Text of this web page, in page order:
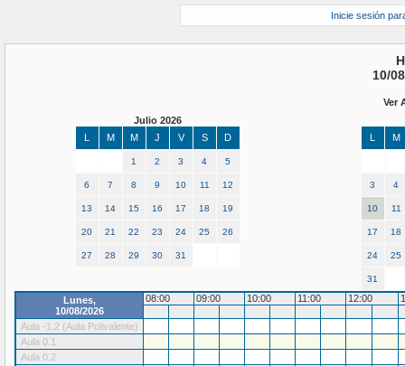
Inicie sesión
10/
Ver
Julio 2026
L
M M J V S D
1 2 3 4 5
6 7 8 9 10 11 12
13 14 15 16 17 18 19
20 21 22 23 24 25 26
27 28 29 30 31
L M
3 4
10 11
17 18
24 25
31
Lunes,
10/08/2026
08:00 09:00 10:00 11:00 12:00
Aula -1.2 (Aula Polivalente)
Aula 0.1
Aula 0.2